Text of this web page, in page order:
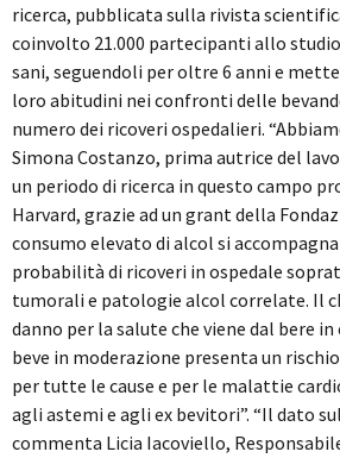
ricerca, pubblicata sulla rivista
coinvolto 21.000 partecipanti allo
sani, seguendoli per oltre 6 anni e
loro abitudini nei confronti delle
numero dei ricoveri ospedalieri.
Simona Costanzo, prima autrice del
un periodo di ricerca in questo campo
Harvard, grazie ad un grant della
consumo elevato di alcol si
probabilità di ricoveri in ospedale
tumorali e patologie alcol correlate. Il
danno per la salute che viene dal bere in
beve in moderazione presenta un
per tutte le cause e per le malattie
agli astemi e agli ex bevitori”. “Il dato
commenta Licia Iacoviello,